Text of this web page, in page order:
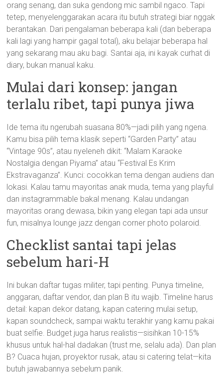
orang senang, dan suka gendong mic sambil ngaco. Tapi
tetep, menyelenggarakan acara itu butuh strategi biar nggak
berantakan. Dari pengalaman beberapa kali (dan beberapa
kali lagi yang hampir gagal total), aku belajar beberapa hal
yang sekarang mau aku bagi. Santai aja, ini kayak curhat di
diary, bukan manual kaku.
Mulai dari konsep: jangan
terlalu ribet, tapi punya jiwa
Ide tema itu ngerubah suasana 80%—jadi pilih yang ngena.
Kamu bisa pilih tema klasik seperti “Garden Party” atau
“Vintage 90s”, atau nyeleneh dikit: “Malam Karaoke
Nostalgia dengan Piyama” atau “Festival Es Krim
Ekstravaganza”. Kunci: cocokkan tema dengan audiens dan
lokasi. Kalau tamu mayoritas anak muda, tema yang playful
dan instagrammable bakal menang. Kalau undangan
mayoritas orang dewasa, bikin yang elegan tapi ada unsur
fun, misalnya lounge jazz dengan corner photo polaroid.
Checklist santai tapi jelas
sebelum hari-H
Ini bukan daftar tugas militer, tapi penting. Punya timeline,
anggaran, daftar vendor, dan plan B itu wajib. Timeline harus
detail: kapan dekor datang, kapan catering mulai setup,
kapan soundcheck, sampai waktu terakhir yang kamu pakai
buat selfie. Budget juga harus realistis—sisihkan 10-15%
khusus untuk hal-hal dadakan (trust me, selalu ada). Dan plan
B? Cuaca hujan, proyektor rusak, atau si catering telat—kita
butuh jawabannya sebelum panik.